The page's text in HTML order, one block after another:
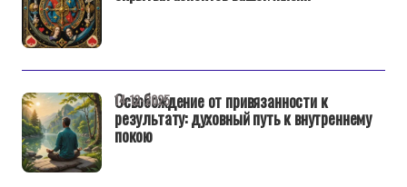
Освобождение от привязанности к
результату: духовный путь к внутреннему
покою
14-12-2025